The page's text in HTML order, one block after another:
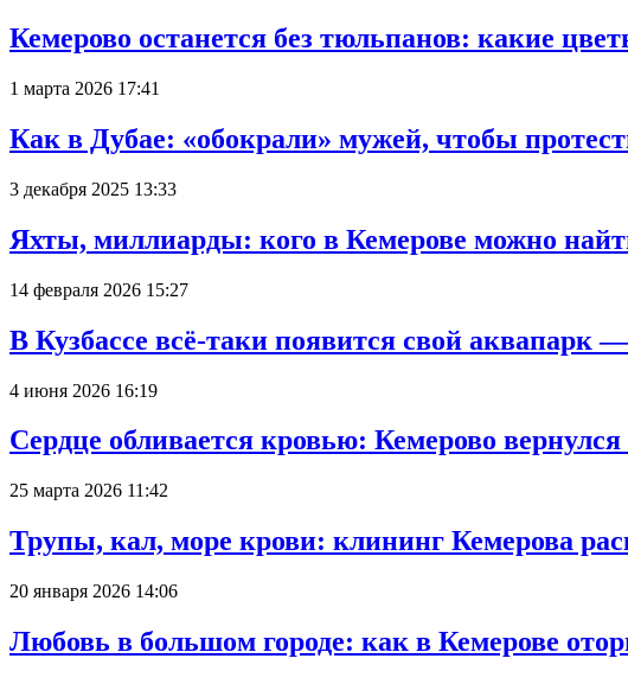
Кемерово останется без тюльпанов: какие
1 марта 2026 17:41
Как в Дубае: «обокрали» мужей, чтобы
3 декабря 2025 13:33
Яхты, миллиарды: кого в Кемерове можно
14 февраля 2026 15:27
В Кузбассе всё-таки появится свой аквапарк —
4 июня 2026 16:19
Сердце обливается кровью: Кемерово
25 марта 2026 11:42
Трупы, кал, море крови: клининг Кемерова
20 января 2026 14:06
Любовь в большом городе: как в Кемерове